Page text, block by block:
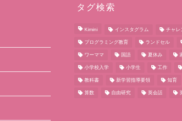
タグ検索
Kimini インスタグラム チャレ
プログラミング教育 ランドセル
ワーママ 国語 夏休み
小学校入学 小学生 工作
教科書 新学習指導要領 知育
算数 自由研究 英会話